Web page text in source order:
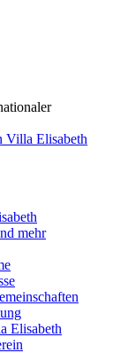
mehr
Elisabeth